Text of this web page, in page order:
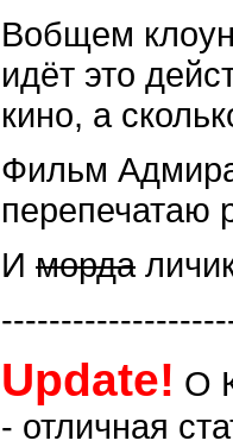
Вобщем
идёт это
кино, а
Фильм
перепечатаю
И морда
Update! О
- отличная